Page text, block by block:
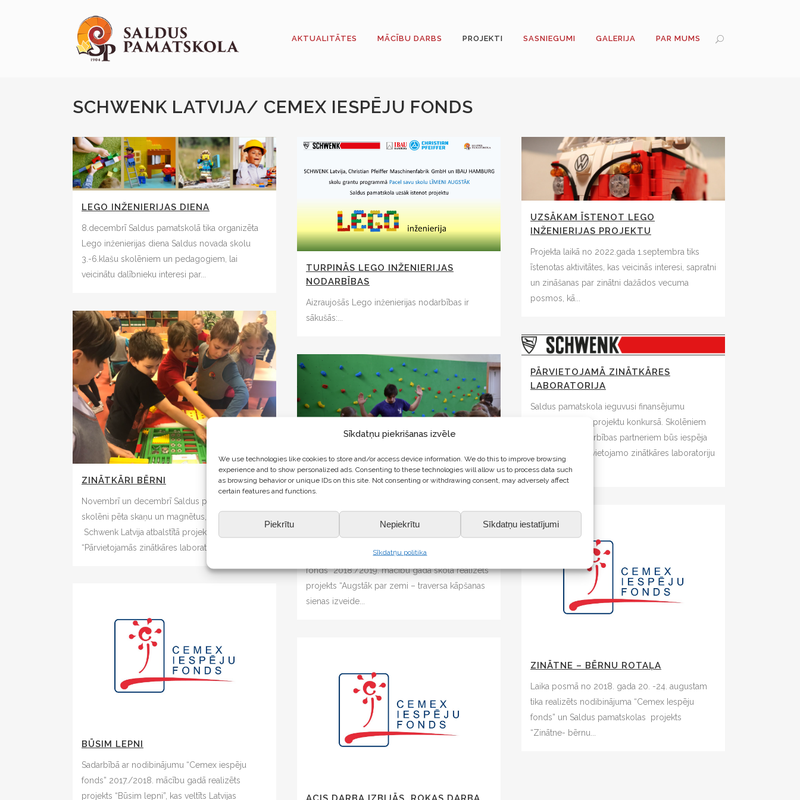
Sīkdatņu piekrišanas izvēle
We use technologies like cookies to store and/or access device information. We do this to improve browsing
experience and to show personalized ads. Consenting to these technologies will allow us to process data such
as browsing behavior or unique IDs on this site. Not consenting or withdrawing consent, may adversely affect
certain features and functions.
Piekrītu Nepiekrītu Sīkdatņu iestatījumi
Sīkdatņu politika
AKTUALITĀTES MĀCĪBU DARBS PROJEKTI SASNIEGUMI GALERIJA PAR MUMS
SCHWENK LATVIJA/ CEMEX IESPĒJU FONDS
LEGO INŽENIERIJAS DIENA
8.decembrī Saldus pamatskolā tika organizēta
Lego inženierijas diena Saldus novada skolu
3.-6.klašu skolēniem un pedagogiem, lai
veicinātu dalībnieku interesi par...
TURPINĀS LEGO INŽENIERIJAS
NODARBĪBAS
Aizraujošās Lego inženierijas nodarbības ir
sākušās:...
UZSĀKAM ĪSTENOT LEGO
INŽENIERIJAS PROJEKTU
Projekta laikā no 2022.gada 1.septembra tiks
īstenotas aktivitātes, kas veicinās interesi, sapratni
un zināšanas par zinātni dažādos vecuma
posmos, kā...
ZINĀTKĀRI BĒRNI
Novembrī un decembrī Saldus pamatskolas
skolēni pēta skaņu un magnētus, darbojoties ar
Schwenk Latvija atbalstītā projekta
“Pārvietojamās zinātkāres laboratorija”...
PĀRVIETOJAMĀ ZINĀTKĀRES
LABORATORIJA
Saldus pamatskola ieguvusi finansējumu
Schwenk Latvija projektu konkursā. Skolēniem
un projekta sadarbības partneriem būs iespēja
darboties ar pārvietojamo zinātkāres laboratoriju
jau...
KĀPŠANAS SIENAS IZVEIDE SALDUS
PAMATSKOLĀ
Sadarbībā ar nodibinājumu “Cemex Iespēju
fonds” 2018./2019. mācību gadā skolā realizēts
projekts “Augstāk par zemi – traversa kāpšanas
sienas izveide...
ZINĀTNE – BĒRNU ROTAĻA
Laika posmā no 2018. gada 20. -24. augustam
tika realizēts nodibinājuma “Cemex Iespēju
fonds” un Saldus pamatskolas projekts
“Zinātne- bērnu...
BŪSIM LEPNI
Sadarbībā ar nodibinājumu “Cemex iespēju
fonds” 2017./2018. mācību gadā realizēts
projekts “Būsim lepni”, kas veltīts Latvijas